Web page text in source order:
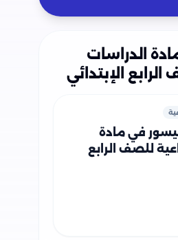
الدراسات
الإبتدائي
في مادة
للصف الرابع
علي مقرر شهر